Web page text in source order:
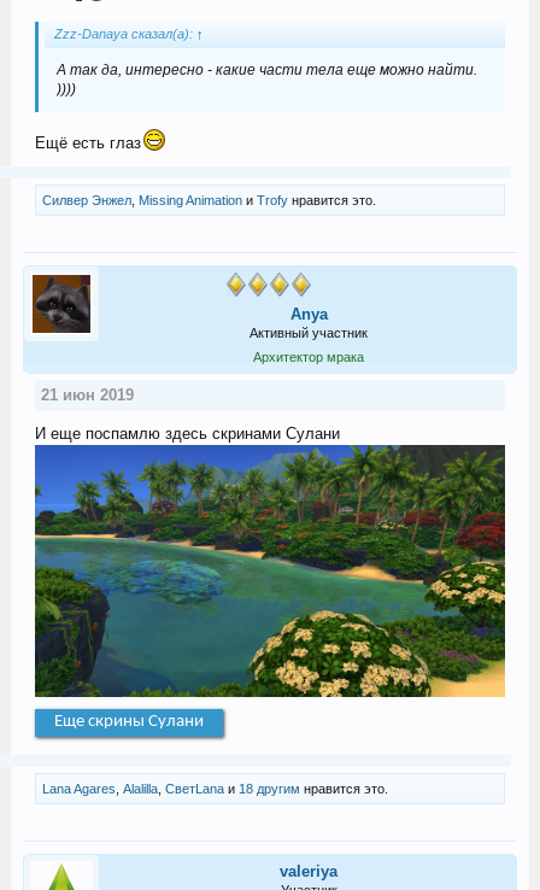
Zzz-Danaya сказал(а): ↑
А так да, интересно - какие части тела еще можно найти.
))))
Ещё есть глаз
Силвер Энжел, Missing Animationи Trofyнравится это.
Anya
Активный участник
Архитектор мрака
21 июн 2019
И еще поспамлю здесь скринами Сулани
Еще скрины Сулани
Lana Agares Alalilla, СветLanaи 18 другим нравится это.
valeriya